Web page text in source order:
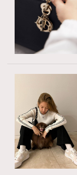
法國五月